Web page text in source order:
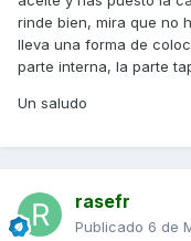
rinde bien, mira que no
lleva una forma de
parte interna, la parte
Un saludo
rasefr
Publicado 6 de